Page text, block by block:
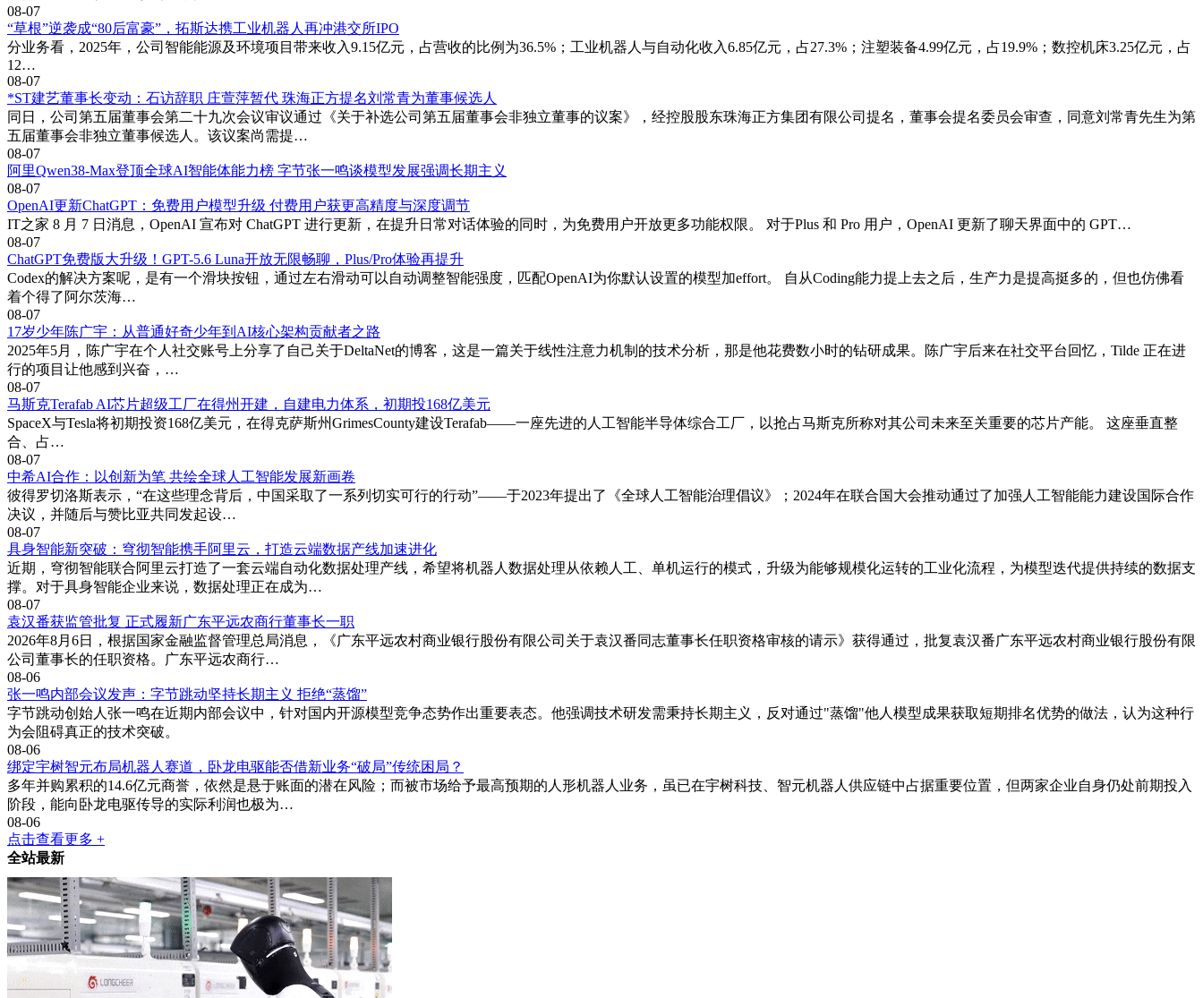
08-07
“草根”逆袭成“80后富豪”，拓斯达携工业机器人再冲港交所IPO
分业务看，2025年，公司智能能源及环境项目带来收入9.15亿元，占营收的比例为36.5%；工业机器人与自动化收入6.85亿元，占27.3%；注塑装备4.99亿元，占19.9%；数控机床3.25亿元，占
12…
08-07
*ST建艺董事长变动：石访辞职 庄萱萍暂代 珠海正方提名刘常青为董事候选人
同日，公司第五届董事会第二十九次会议审议通过《关于补选公司第五届董事会非独立董事的议案》，经控股股东珠海正方集团有限公司提名，董事会提名委员会审查，同意刘常青先生为第
五届董事会非独立董事候选人。该议案尚需提…
08-07
阿里Qwen38-Max登顶全球AI智能体能力榜 字节张一鸣谈模型发展强调长期主义
08-07
OpenAI更新ChatGPT：免费用户模型升级 付费用户获更高精度与深度调节
IT之家 8 月 7 日消息，OpenAI 宣布对 ChatGPT 进行更新，在提升日常对话体验的同时，为免费用户开放更多功能权限。 对于Plus 和 Pro 用户，OpenAI 更新了聊天界面中的 GPT…
08-07
ChatGPT免费版大升级！GPT-5.6 Luna开放无限畅聊，Plus/Pro体验再提升
Codex的解决方案呢，是有一个滑块按钮，通过左右滑动可以自动调整智能强度，匹配OpenAI为你默认设置的模型加effort。 自从Coding能力提上去之后，生产力是提高挺多的，但也仿佛看
着个得了阿尔茨海…
08-07
17岁少年陈广宇：从普通好奇少年到AI核心架构贡献者之路
2025年5月，陈广宇在个人社交账号上分享了自己关于DeltaNet的博客，这是一篇关于线性注意力机制的技术分析，那是他花费数小时的钻研成果。陈广宇后来在社交平台回忆，Tilde 正在进
行的项目让他感到兴奋，…
08-07
马斯克Terafab AI芯片超级工厂在得州开建，自建电力体系，初期投168亿美元
SpaceX与Tesla将初期投资168亿美元，在得克萨斯州GrimesCounty建设Terafab——一座先进的人工智能半导体综合工厂，以抢占马斯克所称对其公司未来至关重要的芯片产能。 这座垂直整
合、占…
08-07
中希AI合作：以创新为笔 共绘全球人工智能发展新画卷
彼得罗切洛斯表示，“在这些理念背后，中国采取了一系列切实可行的行动”——于2023年提出了《全球人工智能治理倡议》；2024年在联合国大会推动通过了加强人工智能能力建设国际合作
决议，并随后与赞比亚共同发起设…
08-07
具身智能新突破：穹彻智能携手阿里云，打造云端数据产线加速进化
近期，穹彻智能联合阿里云打造了一套云端自动化数据处理产线，希望将机器人数据处理从依赖人工、单机运行的模式，升级为能够规模化运转的工业化流程，为模型迭代提供持续的数据支
撑。对于具身智能企业来说，数据处理正在成为…
08-07
袁汉番获监管批复 正式履新广东平远农商行董事长一职
2026年8月6日，根据国家金融监督管理总局消息，《广东平远农村商业银行股份有限公司关于袁汉番同志董事长任职资格审核的请示》获得通过，批复袁汉番广东平远农村商业银行股份有限
公司董事长的任职资格。广东平远农商行…
08-06
张一鸣内部会议发声：字节跳动坚持长期主义 拒绝“蒸馏”
字节跳动创始人张一鸣在近期内部会议中，针对国内开源模型竞争态势作出重要表态。他强调技术研发需秉持长期主义，反对通过"蒸馏"他人模型成果获取短期排名优势的做法，认为这种行
为会阻碍真正的技术突破。
08-06
绑定宇树智元布局机器人赛道，卧龙电驱能否借新业务“破局”传统困局？
多年并购累积的14.6亿元商誉，依然是悬于账面的潜在风险；而被市场给予最高预期的人形机器人业务，虽已在宇树科技、智元机器人供应链中占据重要位置，但两家企业自身仍处前期投入
阶段，能向卧龙电驱传导的实际利润也极为…
08-06
点击查看更多 +
全站最新